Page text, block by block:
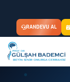
RANDEVU AL